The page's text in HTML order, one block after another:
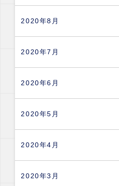
2020年8月
2020年7月
2020年6月
2020年5月
2020年4月
2020年3月